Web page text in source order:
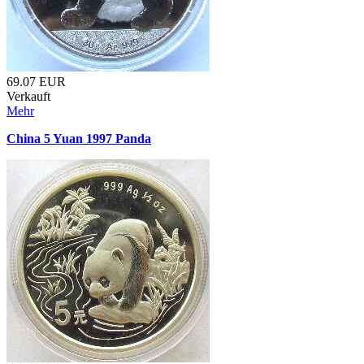
69.07 EUR
Verkauft
Mehr
China 5 Yuan 1997 Panda